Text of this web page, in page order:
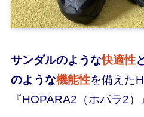
サンダルのような快適性
のような機能性を備えた
『HOPARA2（ホパラ2）